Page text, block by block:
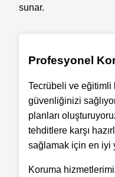
sunar.
Profesyonel
Tecrübeli ve
güvenliğinizi
planları
tehditlere karşı
sağlamak için en iyi
Koruma